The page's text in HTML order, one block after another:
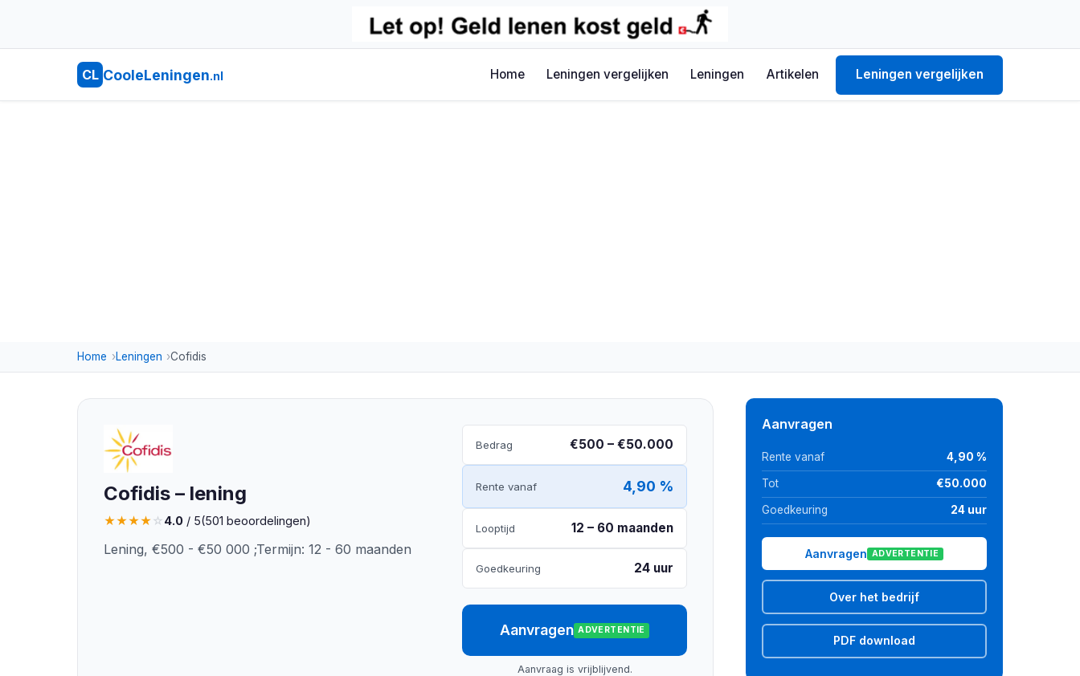
CL CooleLeningen.nl Home Leningen vergelijken Leningen Artikelen Leningen vergelijken
Home Leningen Cofidis
Cofidis – lening
★★★★☆4.0 / 5(501 beoordelingen)
Lening, €500 - €50 000 ;Termijn: 12 - 60 maanden
Bedrag €500 – €50.000
Rente vanaf 4,90 %
Looptijd 12 – 60 maanden
Goedkeuring 24 uur
Aanvragen ADVERTENTIE
Aanvraag is vrijblijvend.
Aanvragen
Rente vanaf 4,90 %
Tot €50.000
Goedkeuring 24 uur
Aanvragen ADVERTENTIE
Over het bedrijf
PDF download